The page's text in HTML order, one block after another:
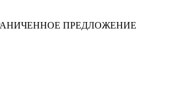
ПРЕДЛОЖЕНИЕ